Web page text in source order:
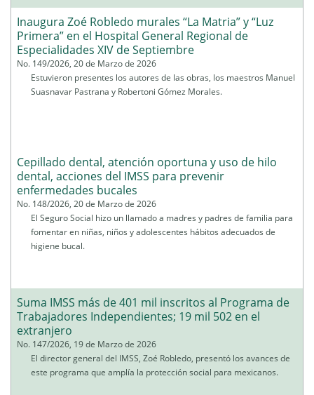
Inaugura Zoé Robledo murales “La Matria” y “Luz
Primera” en el Hospital General Regional de
Especialidades XIV de Septiembre
No. 149/2026, 20 de Marzo de 2026
Estuvieron presentes los autores de las obras, los maestros Manuel
Suasnavar Pastrana y Robertoni Gómez Morales.
Cepillado dental, atención oportuna y uso de hilo
dental, acciones del IMSS para prevenir
enfermedades bucales
No. 148/2026, 20 de Marzo de 2026
El Seguro Social hizo un llamado a madres y padres de familia para
fomentar en niñas, niños y adolescentes hábitos adecuados de
higiene bucal.
Suma IMSS más de 401 mil inscritos al Programa de
Trabajadores Independientes; 19 mil 502 en el
extranjero
No. 147/2026, 19 de Marzo de 2026
El director general del IMSS, Zoé Robledo, presentó los avances de
este programa que amplía la protección social para mexicanos.